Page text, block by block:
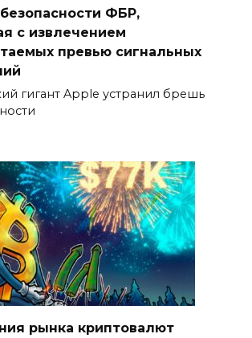
ФБР,
с извлечением
превью сигнальных
гигант Apple устранил брешь
рынка криптовалют